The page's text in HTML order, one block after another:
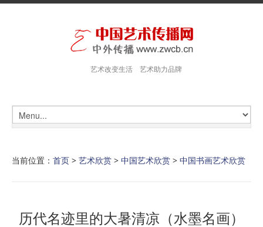
艺术改变生活 艺术助力品牌
当前位置： 首页 > 艺术欣赏 > 中国艺术欣赏 > 中国书画艺术欣赏
历代名迹里的大暑清凉（水墨名画）